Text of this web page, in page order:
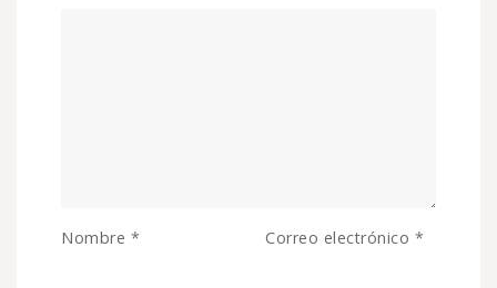
Nombre * Correo electrónico *